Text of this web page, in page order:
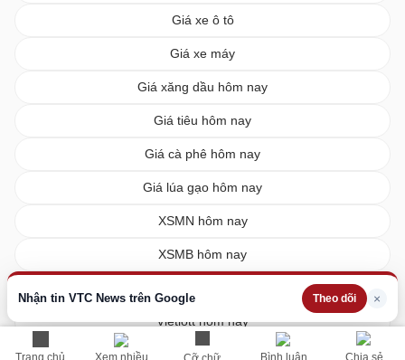
Trang chủ Xem nhiều Bình luận Chia sẻ
Nhận tin VTC News trên Google Theo dõi ×
Giá xe ô tô
Giá xe máy
Giá xăng dầu hôm nay
Giá tiêu hôm nay
Giá cà phê hôm nay
Giá lúa gạo hôm nay
XSMN hôm nay
XSMB hôm nay
Vietlott hôm nay